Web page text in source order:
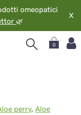
omeopatici
🌿
X
0
perry, Aloe